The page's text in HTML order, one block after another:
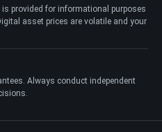
provided for informational purposes
asset prices are volatile and your
Always conduct independent